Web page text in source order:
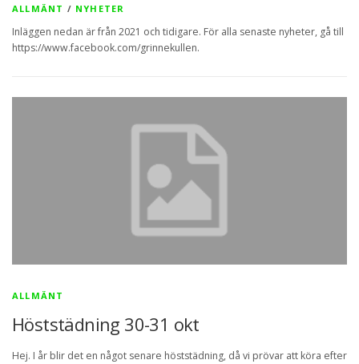
ALLMÄNT / NYHETER
Inläggen nedan är från 2021 och tidigare. För alla senaste nyheter, gå till
https://www.facebook.com/grinnekullen.
ALLMÄNT
Höststädning 30-31 okt
Hej. I år blir det en något senare höststädning, då vi prövar att köra efter